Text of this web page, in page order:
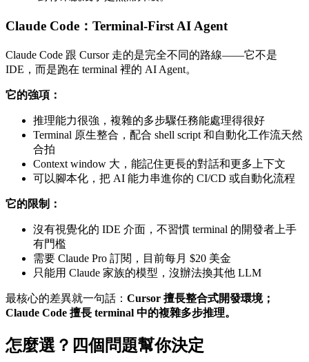
Claude Code：Terminal-First AI Agent
Claude Code 跟 Cursor 走的是完全不同的路線——它不是
IDE，而是跑在 terminal 裡的 AI Agent。
它的強項：
推理能力很強，複雜的多步驟任務能處理得很好
Terminal 原生整合，配合 shell script 和自動化工作流天然
合拍
Context window 大，能記住更長的對話和更多上下文
可以腳本化，把 AI 能力串進你的 CI/CD 或自動化流程
它的限制：
沒有視覺化的 IDE 介面，不習慣 terminal 的開發者上手
有門檻
需要 Claude Pro 訂閱，目前每月 $20 美金
只能用 Claude 家族的模型，沒辦法換其他 LLM
最核心的差異就一句話： Cursor 擅長整合式開發環境；
Claude Code 擅長 terminal 中的複雜多步推理。
怎麼選？四個問題幫你決定